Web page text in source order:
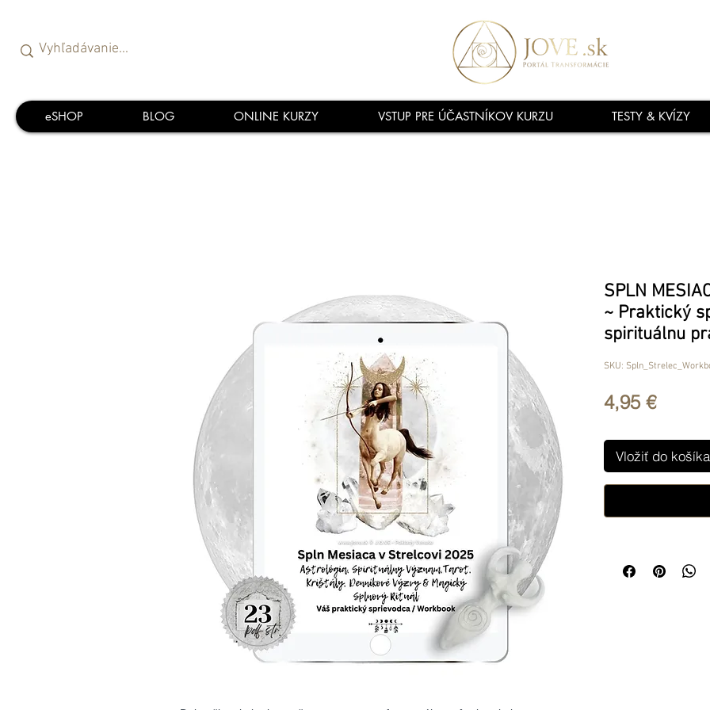
eSHOP BLOG ONLINE KURZY VSTUP PRE ÚČASTNÍKOV KURZU TESTY & KVÍZY
SPLN
~ Praktický
spirituálnu
SKU:
4,95 €Price
Vložiť do košíka